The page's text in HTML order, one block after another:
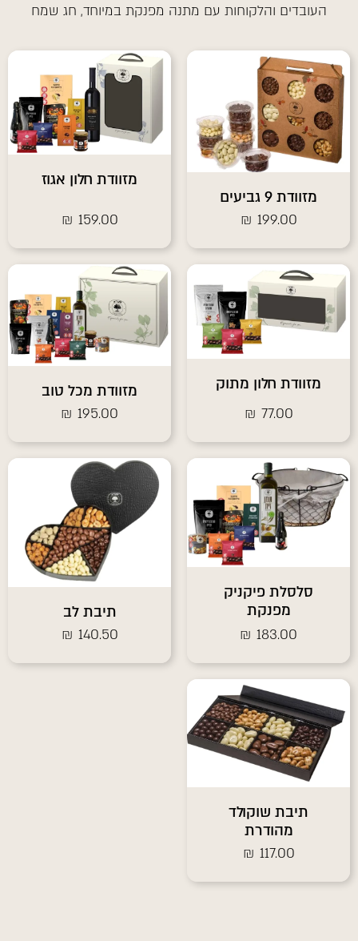
format_underlined קו תחתון קישורים
אפס את כל האפשרויות
העובדים והלקוחות עם מתנה מפנקת במיוחד, חג שמח
מזוודת 9 גביעים
₪ 199.00
מזוודת חלון אגוז
₪ 159.00
מזוודת חלון מתוק
₪ 77.00
מזוודת מכל טוב
₪ 195.00
סלסלת פיקניק
מפנקת
₪ 183.00
תיבת לב
₪ 140.50
תיבת שוקולד
מהודרת
₪ 117.00